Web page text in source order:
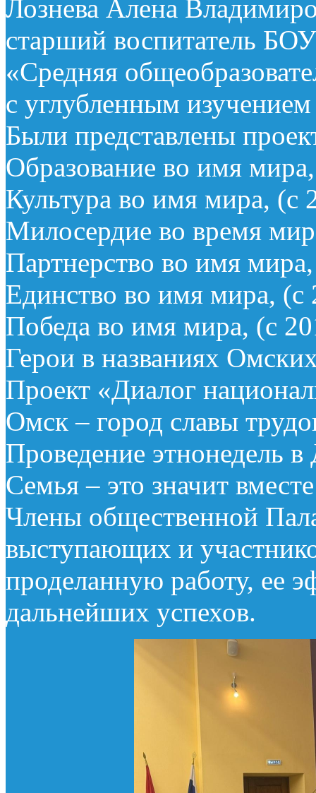
Лознева Алена
старший воспитатель
«Средняя
с углубленным
Были представлены
Образование во имя
Культура во имя мира, (с
Милосердие во время
Партнерство во имя
Единство во имя мира, (с
Победа во имя мира, (с
Герои в названиях
Проект «Диалог
Омск – город славы
Проведение этнонедель
Семья – это значит
Члены общественной
выступающих и
проделанную работу, ее
дальнейших успехов.